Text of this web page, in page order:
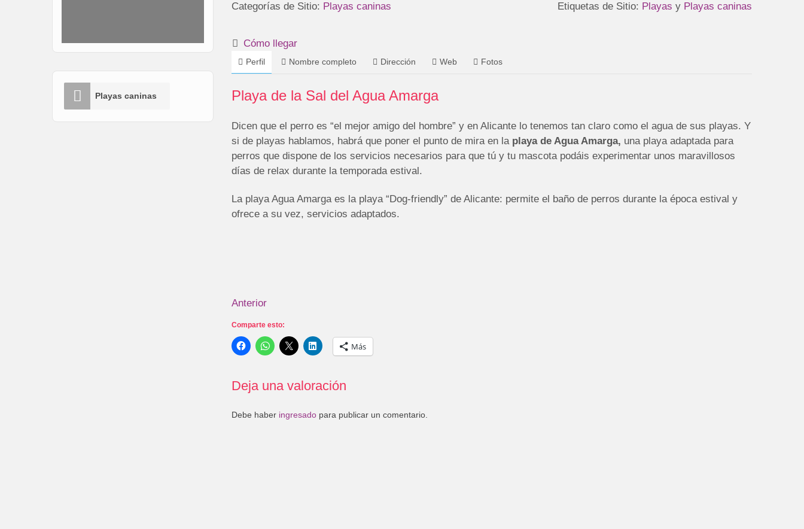
Playas caninas
Categorías de Sitio: Playas caninas Etiquetas de Sitio: Playas y Playas caninas
Cómo llegar
Perfil Nombre completo Dirección Web Fotos
Playa de la Sal del Agua Amarga
Dicen que el perro es “el mejor amigo del hombre” y en Alicante lo tenemos tan claro como el agua de sus playas. Y
si de playas hablamos, habrá que poner el punto de mira en laplaya de Agua Amarga, una playa adaptada para
perros que dispone de los servicios necesarios para que tú y tu mascota podáis experimentar unos maravillosos
días de relax durante la temporada estival.
La playa Agua Amarga es la playa “Dog-friendly” de Alicante: permite el baño de perros durante la época estival y
ofrece a su vez, servicios adaptados.
Anterior
Comparte esto:
Más
Deja una valoración
Debe haber ingresado para publicar un comentario.